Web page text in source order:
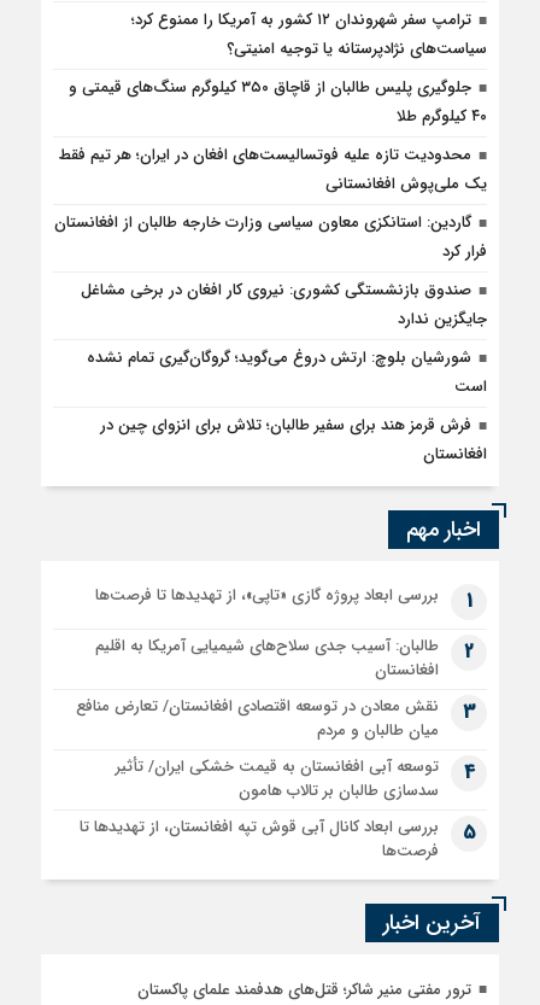
ترامپ سفر شهروندان ۱۲ کشور به آمریکا را ممنوع کرد؛
سیاست‌های نژادپرستانه یا توجیه امنیتی؟
جلوگیری پلیس طالبان از قاچاق ۳۵۰ کیلوگرم سنگ‌های قیمتی و
۴۰ کیلوگرم طلا
محدودیت تازه علیه فوتسالیست‌های افغان در ایران؛ هر تیم فقط
یک ملی‌پوش افغانستانی
گاردین: استانکزی معاون سیاسی وزارت خارجه طالبان از افغانستان
فرار کرد
صندوق بازنشستگی کشوری: نیروی کار افغان در برخی مشاغل
جایگزین ندارد
شورشیان بلوچ: ارتش دروغ می‌گوید؛ گروگان‌گیری تمام نشده
است
فرش قرمز هند برای سفیر طالبان؛ تلاش برای انزوای چین در
افغانستان
اخبار مهم
1 بررسی ابعاد پروژه گازی «تاپی»، از تهدیدها تا فرصت‌ها
2
طالبان: آسیب جدی سلاح‌های شیمیایی آمریکا به اقلیم
افغانستان
3
نقش معادن در توسعه اقتصادی افغانستان/ تعارض منافع
میان طالبان و مردم
4
توسعه آبی افغانستان به قیمت خشکی ایران/ تأثیر
سدسازی طالبان بر تالاب هامون
5
بررسی ابعاد کانال آبی قوش تپه افغانستان، از تهدیدها تا
فرصت‌ها
آخرین اخبار
ترور مفتی منیر شاکر؛ قتل‌های هدفمند علمای پاکستان